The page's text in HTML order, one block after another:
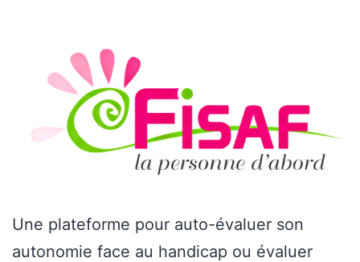
Une plateforme pour auto-évaluer son
autonomie face au handicap ou évaluer